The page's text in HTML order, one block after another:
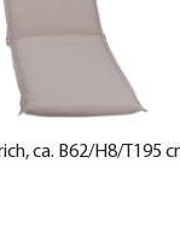
ca. B62/H8/T195